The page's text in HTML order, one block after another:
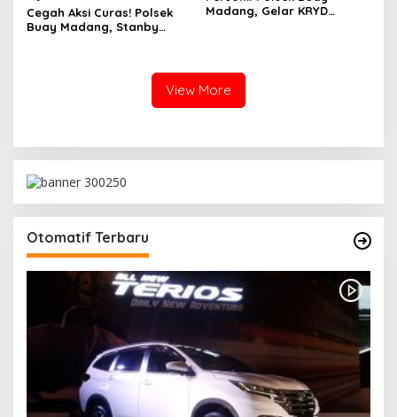
Cegah Aksi Curas! Polsek
Buay Madang, Stanby
Madang, Gelar KRYD
View More
Otomatif Terbaru